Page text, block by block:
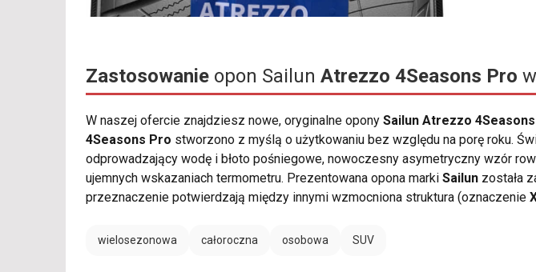
Zastosowanie opon Sailun Atrezzo 4Seasons Pro
W naszej ofercie znajdziesz nowe, oryginalne opony Sailun Atrezzo
4Seasons Pro stworzono z myślą o użytkowaniu bez względu na porę roku.
odprowadzający wodę i błoto pośniegowe, nowoczesny asymetryczny wzór
ujemnych wskazaniach termometru. Prezentowana opona marki Sailun została
przeznaczenie potwierdzają między innymi wzmocniona struktura (oznaczenie
wielosezonowa całoroczna osobowa SUV